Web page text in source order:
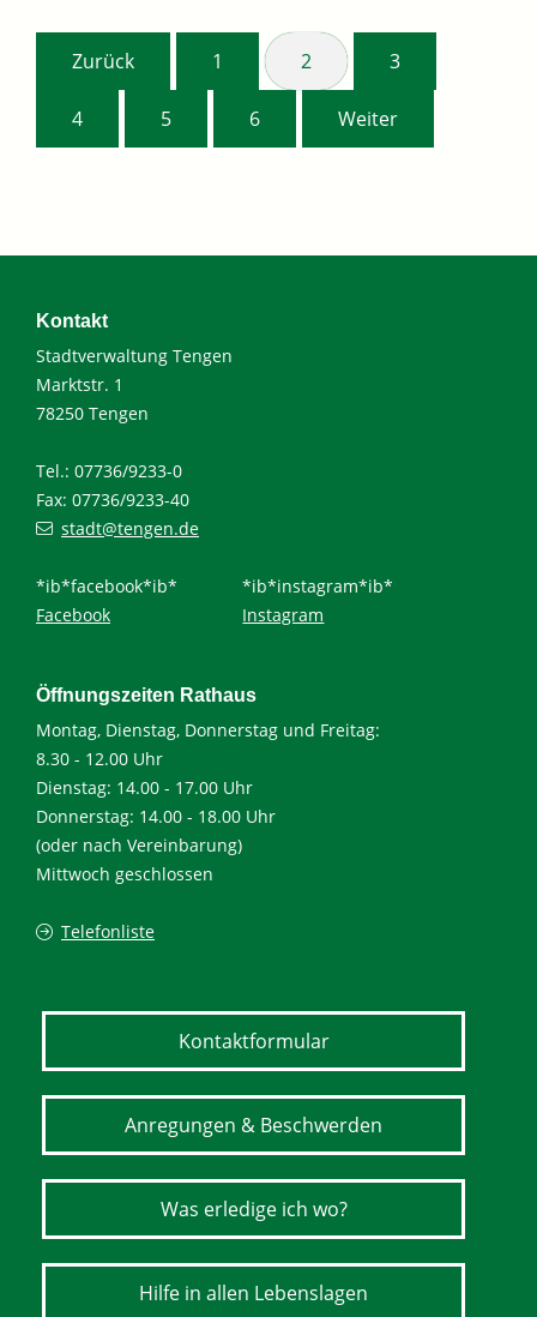
Zurück 1 2 3
4 5 6 Weiter
Kontakt
Stadtverwaltung Tengen
Marktstr. 1
78250 Tengen
Tel.: 07736/9233-0
Fax: 07736/9233-40
stadt@tengen.de
*ib*facebook*ib*
Facebook
*ib*instagram*ib*
Instagram
Öffnungszeiten Rathaus
Montag, Dienstag, Donnerstag und Freitag:
8.30 - 12.00 Uhr
Dienstag: 14.00 - 17.00 Uhr
Donnerstag: 14.00 - 18.00 Uhr
(oder nach Vereinbarung)
Mittwoch geschlossen
Telefonliste
Kontaktformular
Anregungen & Beschwerden
Was erledige ich wo?
Hilfe in allen Lebenslagen